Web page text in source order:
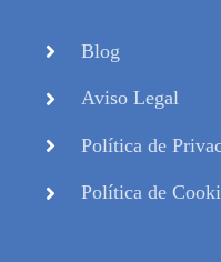
Blog
Aviso Legal
Política de
Política de